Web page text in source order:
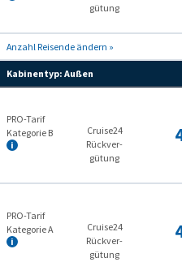
gütung
Anzahl Reisende ändern »
Kabinentyp: Außen
PRO-Tarif
Kategorie B
Cruise24
Rückver­
gütung
PRO-Tarif
Kategorie A
Cruise24
Rückver­
gütung